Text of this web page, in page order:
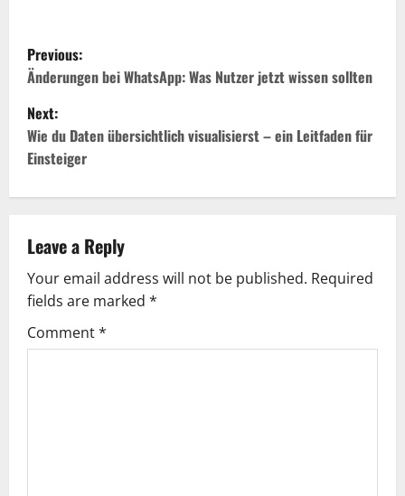
P
o
s
t
n
a
v
i
g
Previous:
Änderungen bei WhatsApp: Was Nutzer jetzt wissen sollten
Next:
Wie du Daten übersichtlich visualisierst – ein Leitfaden für
Einsteiger
Leave a Reply
Your email address will not be published. Required
fields are marked *
Comment*